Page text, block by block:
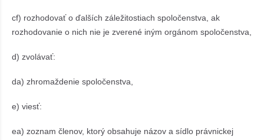
cf) rozhodovať o ďalších záležitostiach spoločenstva, ak
rozhodovanie o nich nie je zverené iným orgánom spoločenstva,
d) zvolávať:
da) zhromaždenie spoločenstva,
e) viesť:
ea) zoznam členov, ktorý obsahuje názov a sídlo právnickej